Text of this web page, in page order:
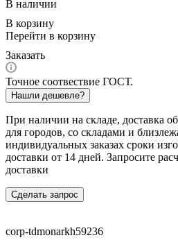
В наличии
В корзину
Перейти в корзину
Заказать
Точное соотвествие ГОСТ.
Нашли дешевле?
При наличии на складе, доставка
для городов, со складами и
индивидуальных заказах сроки
доставки от 14 дней. Запросите
доставки
Сделать запрос
corp-tdmonarkh59236